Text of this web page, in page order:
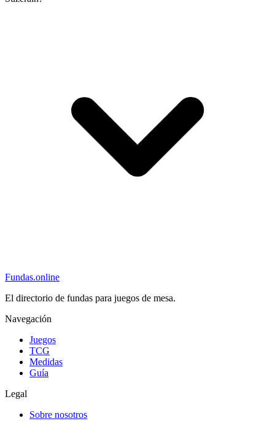
Fundas.online
El directorio de fundas para juegos de mesa.
Navegación
Juegos
TCG
Medidas
Guía
Legal
Sobre nosotros